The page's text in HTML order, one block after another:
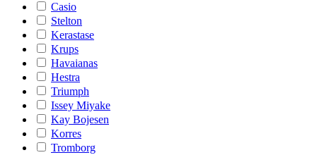
Casio
Stelton
Kerastase
Krups
Havaianas
Hestra
Triumph
Issey Miyake
Kay Bojesen
Korres
Tromborg